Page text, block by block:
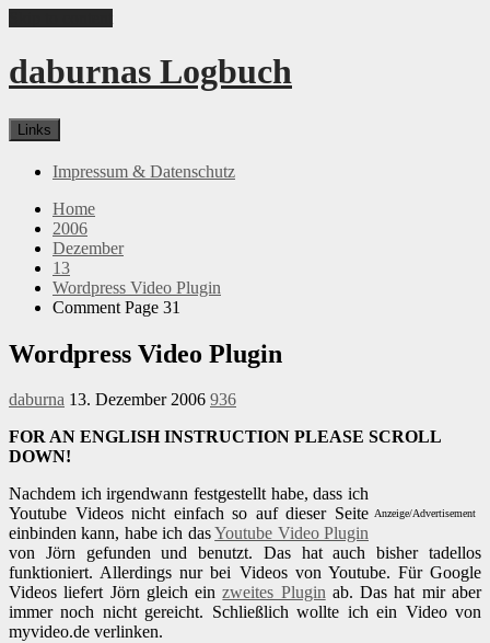
daburnas Logbuch
Links
Impressum & Datenschutz
Home
2006
Dezember
13
Wordpress Video Plugin
Comment Page 31
Wordpress Video Plugin
daburna 13. Dezember 2006 936
FOR AN ENGLISH INSTRUCTION PLEASE SCROLL
DOWN!
Anzeige/Advertisement
Nachdem ich irgendwann festgestellt habe, dass ich
Youtube Videos nicht einfach so auf dieser Seite
einbinden kann, habe ich dasYoutube Video Plugin
von Jörn gefunden und benutzt. Das hat auch bisher tadellos
funktioniert. Allerdings nur bei Videos von Youtube. Für Google
Videos liefert Jörn gleich einzweites Pluginab. Das hat mir aber
immer noch nicht gereicht. Schließlich wollte ich ein Video von
myvideo.de verlinken.